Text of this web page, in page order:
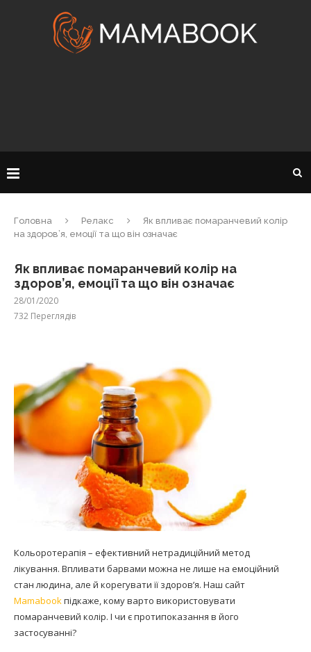
Головна Релакс
Як впливає помаранчевий колір
на здоров’я, емоції та що він означає
Як впливає помаранчевий колір на
здоров’я, емоції та що він означає
28/01/2020
732 Переглядів
Кольоротерапія – ефективний нетрадиційний метод
лікування. Впливати барвами можна не лише на емоційний
стан людина, але й корегувати її здоров’я. Наш сайт
Mamabook підкаже, кому варто використовувати
помаранчевий колір. І чи є протипоказання в його
застосуванні?